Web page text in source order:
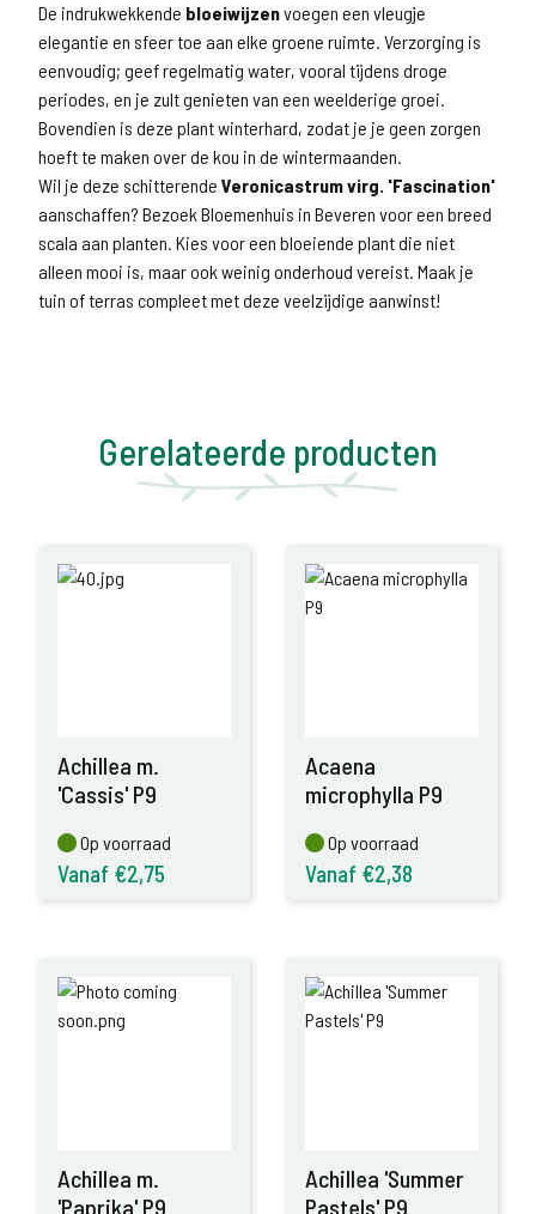
De indrukwekkende bloeiwijzenvoegen een vleugje
elegantie en sfeer toe aan elke groene ruimte. Verzorging is
eenvoudig; geef regelmatig water, vooral tijdens droge
periodes, en je zult genieten van een weelderige groei.
Bovendien is deze plant winterhard, zodat je je geen zorgen
hoeft te maken over de kou in de wintermaanden.
Wil je deze schitterende Veronicastrum virg. 'Fascination'
aanschaffen? Bezoek Bloemenhuis in Beveren voor een breed
scala aan planten. Kies voor een bloeiende plant die niet
alleen mooi is, maar ook weinig onderhoud vereist. Maak je
tuin of terras compleet met deze veelzijdige aanwinst!
Gerelateerde producten
Achillea m.
'Cassis' P9
Op voorraad
Op voorraad
Vanaf €2,75
Acaena
microphylla P9
Op voorraad
Op voorraad
Vanaf €2,38
Achillea m.
'Paprika' P9
Achillea 'Summer
Pastels' P9